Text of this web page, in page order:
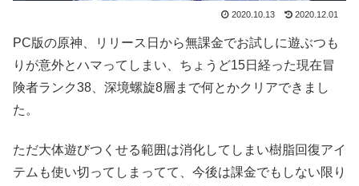
2020.10.13 2020.12.01
PC版の原神、リリース日から無課金でお試しに遊ぶつも
りが意外とハマってしまい、ちょうど15日経った現在冒
険者ランク38、深境螺旋8層まで何とかクリアできまし
た。
ただ大体遊びつくせる範囲は消化してしまい樹脂回復アイ
テムも使い切ってしまってて、今後は課金でもしない限り